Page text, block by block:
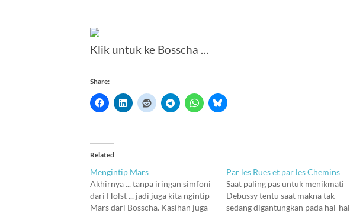
Klik untuk ke Bosscha …
Share:
Related
Mengintip Mars
Akhirnya ... tanpa iringan simfoni
dari Holst ... jadi juga kita ngintip
Mars dari Bosscha. Kasihan juga
Par les Rues et par les Chemins
Saat paling pas untuk menikmati
Debussy tentu saat makna tak
sedang digantungkan pada hal-hal